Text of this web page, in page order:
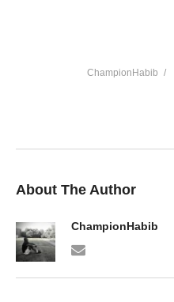
ChampionHabib
About The Author
ChampionHabib